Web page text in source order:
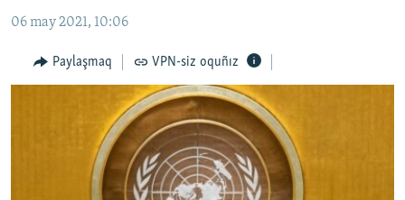
Qıdıruvğa
qaytmaq
MEDENİYET
İNSAN AQLARI
06 may 2021, 10:06
Paylaşmaq VPN-siz oquñız